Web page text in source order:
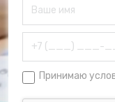
Принимаю